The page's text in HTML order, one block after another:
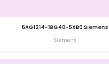
6AG1214-1BG40-5XB0 Siemens
Siemens